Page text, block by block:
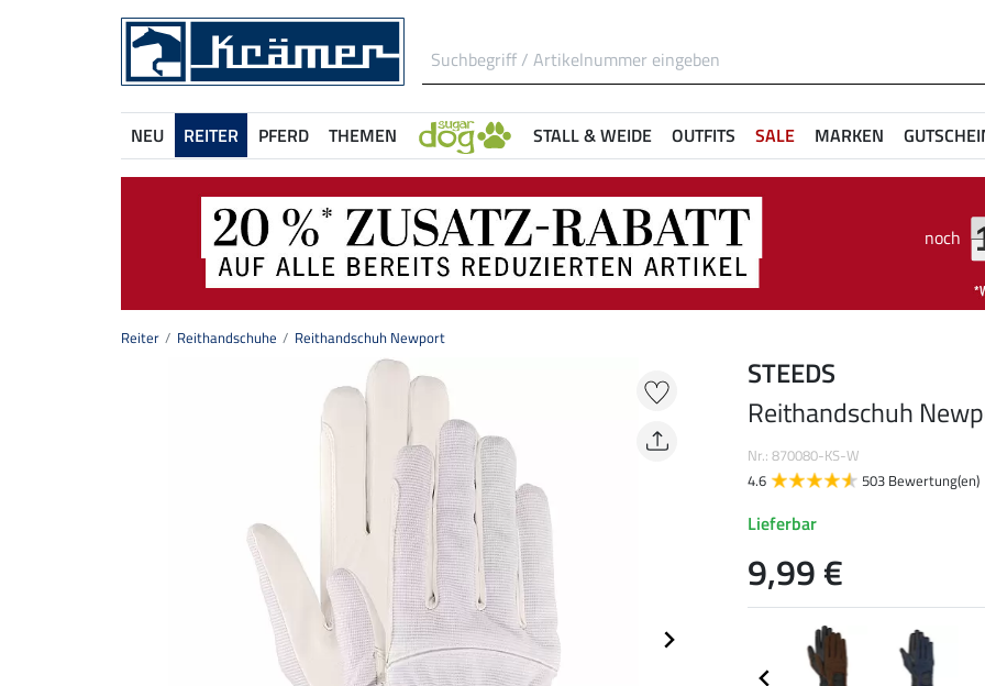
NEU REITER PFERD THEMEN STALL & WEIDE OUTFITS SALE MARKEN
noch
Reiter Reithandschuhe Reithandschuh Newport
STEEDS
Reithandschuh
Nr.: 870080-KS-W
4.6
503 Bewertung(en)
Lieferbar
9,99 €